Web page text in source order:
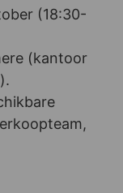
(18:30-
(kantoor